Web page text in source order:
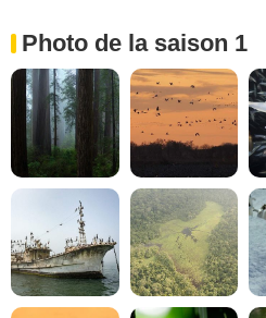
Photo de la saison 1